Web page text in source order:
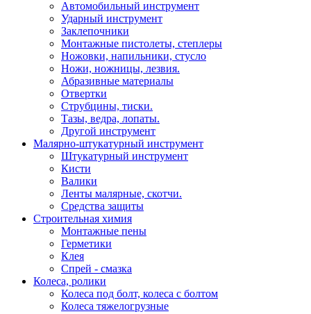
Автомобильный инструмент
Ударный инструмент
Заклепочники
Монтажные пистолеты, степлеры
Ножовки, напильники, стусло
Ножи, ножницы, лезвия.
Абразивные материалы
Отвертки
Cтрубцины, тиски.
Тазы, ведра, лопаты.
Другой инструмент
Малярно-штукатурный инструмент
Штукатурный инструмент
Кисти
Валики
Ленты малярные, скотчи.
Средства защиты
Строительная химия
Монтажные пены
Герметики
Клея
Спрей - смазка
Колеса, ролики
Колеса под болт, колеса с болтом
Колеса тяжелогрузные